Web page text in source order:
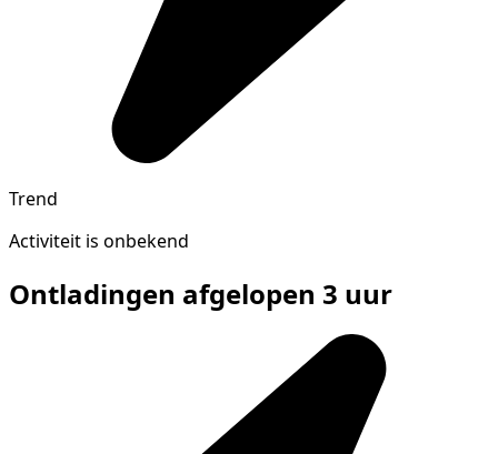
Trend
Activiteit is onbekend
Ontladingen afgelopen 3 uur